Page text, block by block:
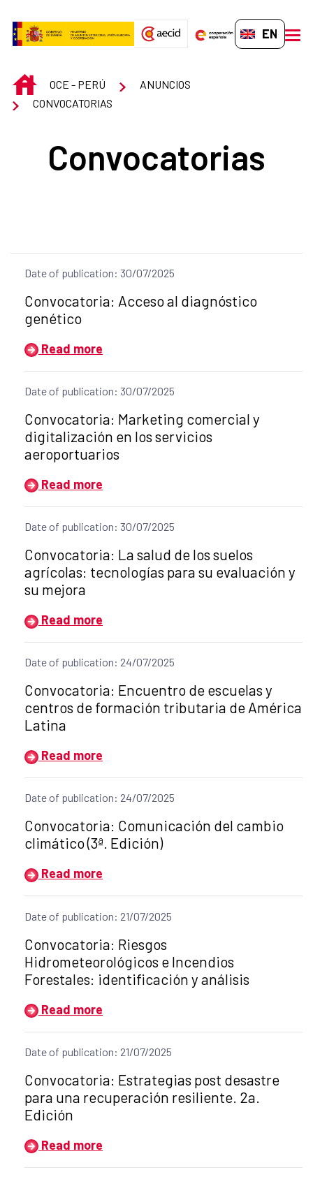
EN-GB
INICIOOCE - PERÚ
ANUNCIOS
CONVOCATORIAS
Convocatorias
Date of publication: 30/07/2025
Title of the announcement:
Convocatoria: Acceso al diagnóstico
genético
Read more
Date of publication: 30/07/2025
Title of the announcement:
Convocatoria: Marketing comercial y
digitalización en los servicios
aeroportuarios
Read more
Date of publication: 30/07/2025
Title of the announcement:
Convocatoria: La salud de los suelos
agrícolas: tecnologías para su evaluación y
su mejora
Read more
Date of publication: 24/07/2025
Title of the announcement:
Convocatoria: Encuentro de escuelas y
centros de formación tributaria de América
Latina
Read more
Date of publication: 24/07/2025
Title of the announcement:
Convocatoria: Comunicación del cambio
climático (3ª. Edición)
Read more
Date of publication: 21/07/2025
Title of the announcement:
Convocatoria: Riesgos
Hidrometeorológicos e Incendios
Forestales: identificación y análisis
Read more
Date of publication: 21/07/2025
Title of the announcement:
Convocatoria: Estrategias post desastre
para una recuperación resiliente. 2a.
Edición
Read more